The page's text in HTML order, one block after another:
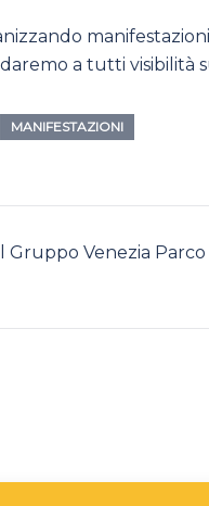
a tutti visibilità
MANIFESTAZIONI
Gruppo Venezia